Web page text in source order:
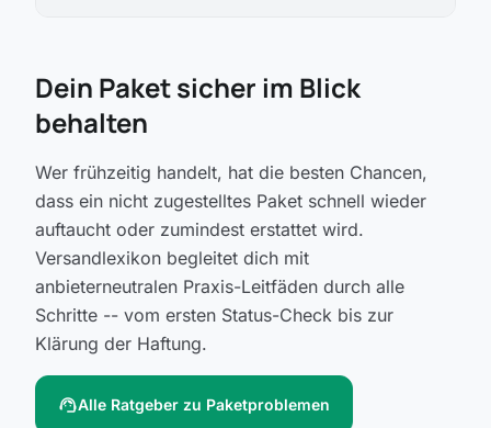
Dein Paket sicher im Blick
behalten
Wer frühzeitig handelt, hat die besten Chancen,
dass ein nicht zugestelltes Paket schnell wieder
auftaucht oder zumindest erstattet wird.
Versandlexikon begleitet dich mit
anbieterneutralen Praxis-Leitfäden durch alle
Schritte -- vom ersten Status-Check bis zur
Klärung der Haftung.
support_agentAlle Ratgeber zu Paketproblemen